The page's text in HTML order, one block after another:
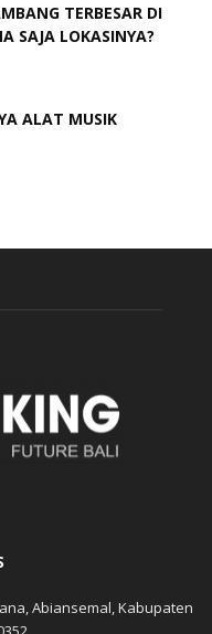
TERBESAR DI
SAJA LOKASINYA?
ALAT MUSIK
Abiansemal, Kabupaten